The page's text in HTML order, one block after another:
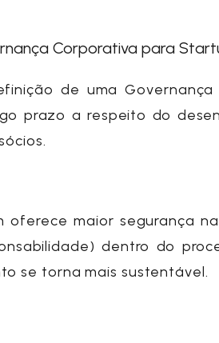
Corporativa para
de uma
prazo a respeito do
maior segurança
dentro do
se torna mais sustentável.